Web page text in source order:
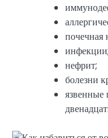
почечная
инфекции;
нефрит;
болезни
язвенные